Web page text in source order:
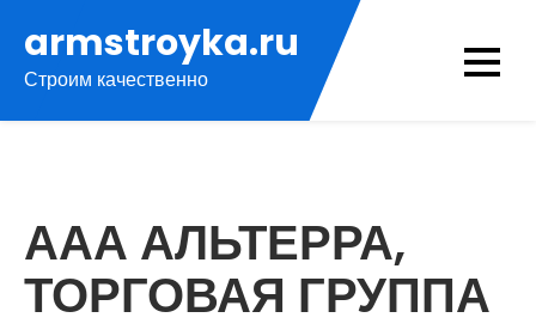
содержимому
armstroyka.ru
Строим качественно
ААА АЛЬТЕРРА,
ТОРГОВАЯ ГРУППА